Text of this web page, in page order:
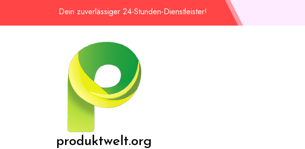
Dein zuverlässiger 24-Stunden-Dienstleister!
produktwelt.org